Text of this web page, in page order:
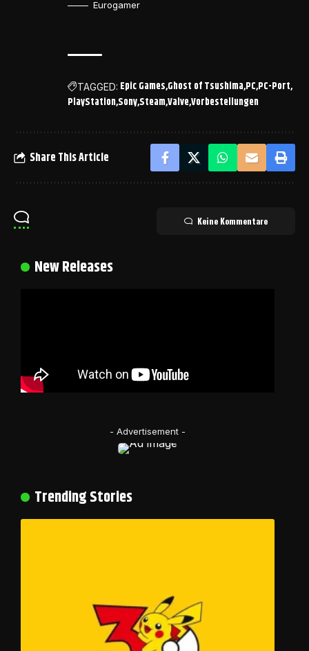
Eurogamer
TAGGED: Epic Games Ghost of Tsushima PC PC-Port
PlayStation SonySteamValveVorbestellungen
Share This Article
Keine Kommentare
New Releases
- Advertisement -
Trending Stories